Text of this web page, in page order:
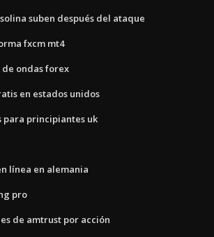
suben después del ataque
fxcm mt4
ondas forex
en estados unidos
para principiantes uk
línea en alemania
pro
de amtrust por acción